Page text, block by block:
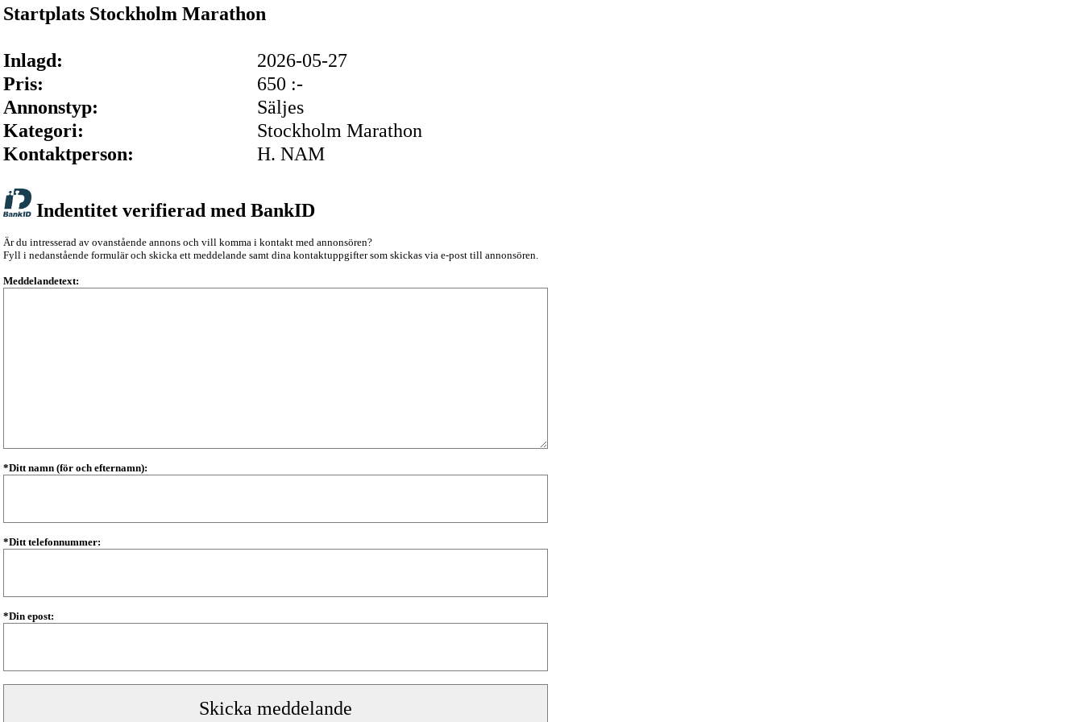
Startplats Stockholm Marathon
Inlagd:
2026-05-27
Pris:
650 :-
Annonstyp:
Säljes
Kategori:
Stockholm Marathon
Kontaktperson:
H. NAM
Indentitet verifierad med BankID
Är du intresserad av ovanstående annons och vill komma i kontakt med annonsören?
Fyll i nedanstående formulär och skicka ett meddelande samt dina kontaktuppgifter som skickas via e-post till annonsören.
Meddelandetext:
*Ditt namn (för och efternamn):
*Ditt telefonnummer:
*Din epost: